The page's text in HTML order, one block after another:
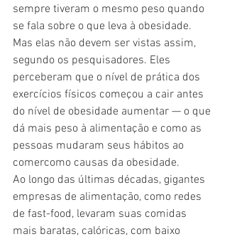
sempre tiveram o mesmo peso quando
se fala sobre o que leva à obesidade.
Mas elas não devem ser vistas assim,
segundo os pesquisadores. Eles
perceberam que o nível de prática dos
exercícios físicos começou a cair antes
do nível de obesidade aumentar — o que
dá mais peso à alimentação e como as
pessoas mudaram seus hábitos ao
comercomo causas da obesidade.
Ao longo das últimas décadas, gigantes
empresas de alimentação, como redes
de fast-food, levaram suas comidas
mais baratas, calóricas, com baixo